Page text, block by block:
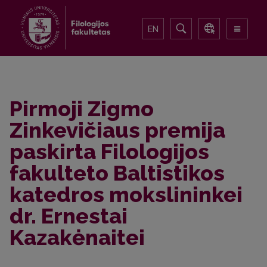
EN
Pirmoji Zigmo
Zinkevičiaus premija
paskirta Filologijos
fakulteto Baltistikos
katedros mokslininkei
dr. Ernestai
Kazakėnaitei